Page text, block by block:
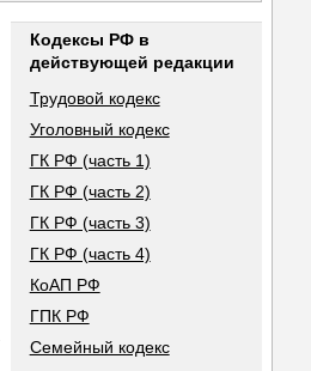
Кодексы РФ в
действующей редакции
Трудовой кодекс
Уголовный кодекс
ГК РФ (часть 1)
ГК РФ (часть 2)
ГК РФ (часть 3)
ГК РФ (часть 4)
КоАП РФ
ГПК РФ
Семейный кодекс